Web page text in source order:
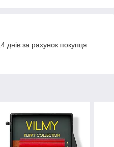
днів за рахунок покупця